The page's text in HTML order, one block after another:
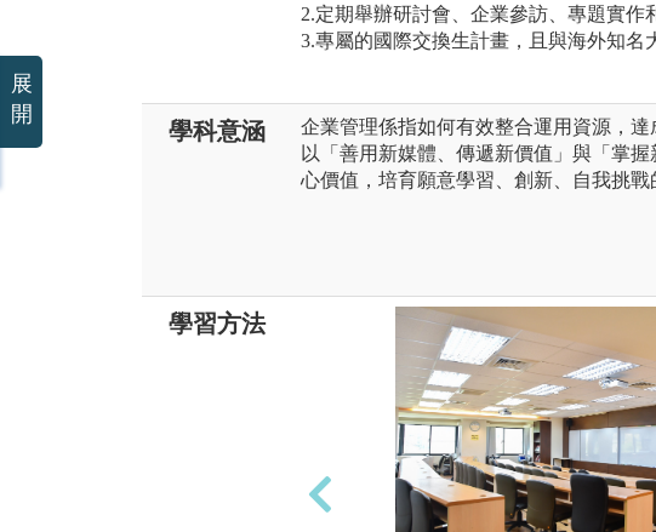
2.定期舉辦研討會、企業參訪、專題實作
3.專屬的國際交換生計畫，且與海外知名
學科意涵
企業管理係指如何有效整合運用資源，
以「善用新媒體、傳遞新價值」與「掌
心價值，培育願意學習、創新、自我挑戰
學習方法
展
開